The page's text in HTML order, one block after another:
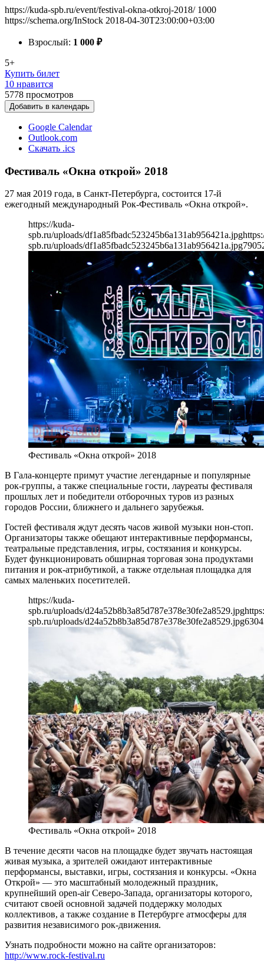
https://kuda-spb.ru/event/festival-okna-otkroj-2018/ 1000
https://schema.org/InStock 2018-04-30T23:00:00+03:00
Взрослый: 1 000 ₽
5+
Купить билет
10 нравится
5778 просмотров
Добавить в календарь
Google Calendar
Outlook.com
Скачать .ics
Фестиваль «Окна открой» 2018
27 мая 2019 года, в Санкт-Петербурга, состоится 17-й
ежегодный международный Рок-Фестиваль «Окна открой».
https://kuda-
spb.ru/uploads/df1a85fbadc523245b6a131ab956421a.jpg
spb.ru/uploads/df1a85fbadc523245b6a131ab956421a.jpg790
Фестиваль «Окна открой» 2018
В Гала-концерте примут участие легендарные и популярные
рок-группы, а также специальные гости, лауреаты фестиваля
прошлых лет и победители отборочных туров из разных
городов России, ближнего и дальнего зарубежья.
Гостей фестиваля ждут десять часов живой музыки нон-стоп.
Организаторы также обещают интерактивные перформансы,
театральные представления, игры, состязания и конкурсы.
Будет функционировать обширная торговая зона продуктами
питания и рок-атрибутикой, а также отдельная площадка для
самых маленьких посетителей.
https://kuda-
spb.ru/uploads/d24a52b8b3a85d787e378e30fe2a8529.jpg
spb.ru/uploads/d24a52b8b3a85d787e378e30fe2a8529.jpg630
Фестиваль «Окна открой» 2018
В течение десяти часов на площадке будет звучать настоящая
живая музыка, а зрителей ожидают интерактивные
перформансы, выставки, игры, состязания и конкурсы. «Окна
Открой» — это масштабный молодежный праздник,
крупнейший open-air Северо-Запада, организаторы которого,
считают своей основной задачей поддержку молодых
коллективов, а также создание в Петербурге атмосферы для
развития независимого рок-движения.
Узнать подробности можно на сайте организаторов:
http://www.rock-festival.ru